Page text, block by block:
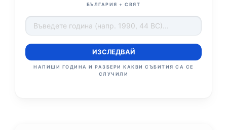
БЪЛГАРИЯ + СВЯТ
ИЗСЛЕДВАЙ
НАПИШИ ГОДИНА И РАЗБЕРИ КАКВИ СЪБИТИЯ СА СЕ
СЛУЧИЛИ